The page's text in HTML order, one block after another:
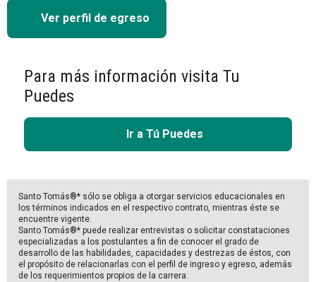
Ver perfil de egreso
Para más información visita Tu
Puedes
Ir a Tú Puedes
Santo Tomás®* sólo se obliga a otorgar servicios educacionales en
los términos indicados en el respectivo contrato, mientras éste se
encuentre vigente.
Santo Tomás®* puede realizar entrevistas o solicitar constataciones
especializadas a los postulantes a fin de conocer el grado de
desarrollo de las habilidades, capacidades y destrezas de éstos, con
el propósito de relacionarlas con el perfil de ingreso y egreso, además
de los requerimientos propios de la carrera.